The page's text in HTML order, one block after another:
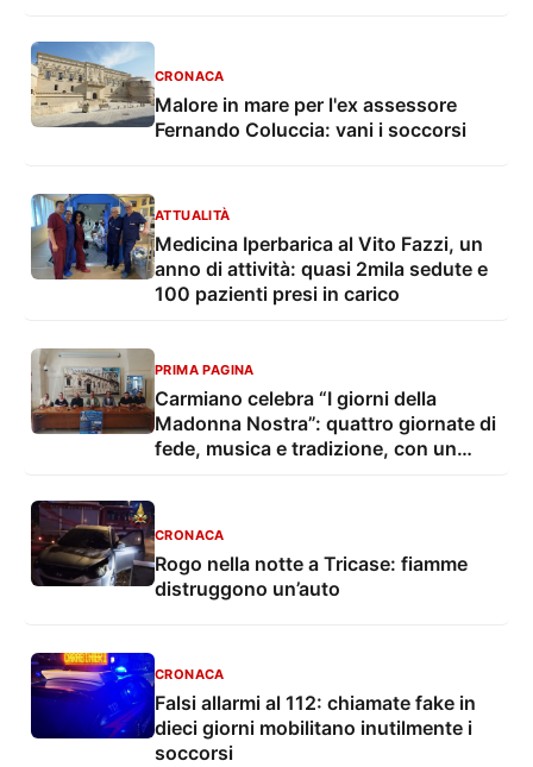
CRONACA
Malore in mare per l'ex assessore
Fernando Coluccia: vani i soccorsi
ATTUALITÀ
Medicina Iperbarica al Vito Fazzi, un
anno di attività: quasi 2mila sedute e
100 pazienti presi in carico
PRIMA PAGINA
Carmiano celebra “I giorni della
Madonna Nostra”: quattro giornate di
fede, musica e tradizione, con un
CRONACA
Rogo nella notte a Tricase: fiamme
distruggono un’auto
CRONACA
Falsi allarmi al 112: chiamate fake in
dieci giorni mobilitano inutilmente i
soccorsi